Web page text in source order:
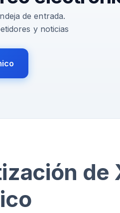
de entrada.
y noticias
de